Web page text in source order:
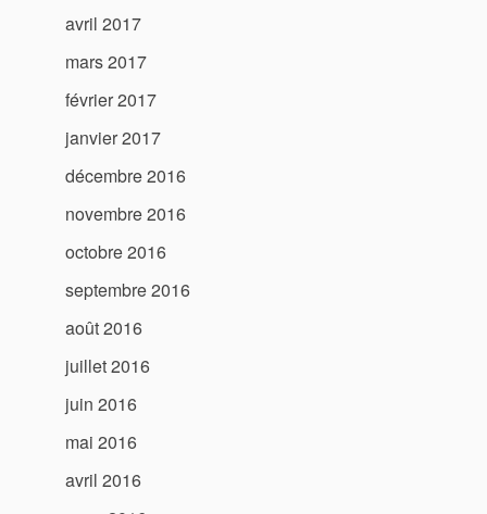
avril 2017
mars 2017
février 2017
janvier 2017
décembre 2016
novembre 2016
octobre 2016
septembre 2016
août 2016
juillet 2016
juin 2016
mai 2016
avril 2016